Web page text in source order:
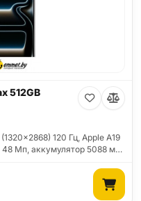
512GB
120 Гц, Apple A19
48 Мп, аккумулятор 5088 м…